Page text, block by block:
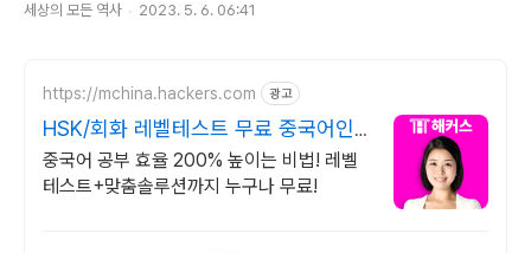
세상의 모든 역사 2023. 5. 6. 06:41
https://mchina.hackers.com 광고
HSK/회화 레벨테스트 무료 중국어인
강 1위 해커스
중국어 공부 효율 200% 높이는 비법! 레벨
테스트+맞춤솔루션까지 누구나 무료!